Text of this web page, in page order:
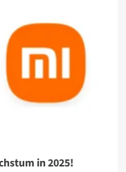
in 2025!